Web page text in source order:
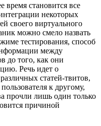
время становится все
некоторых
своего виртуального
можно смело назвать
тестирования, способ
между
до того, как они
Речь идет о
статей-твитов,
к другому,
прочли лишь один только
причиной